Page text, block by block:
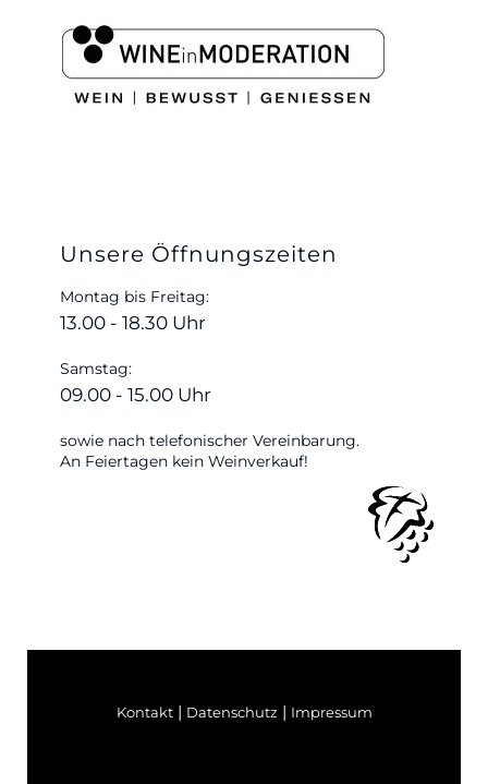
Unsere Öffnungszeiten
Montag bis Freitag:
13.00 - 18.30 Uhr
Samstag:
09.00 - 15.00 Uhr
sowie nach telefonischer Vereinbarung.
An Feiertagen kein Weinverkauf!
Kontakt| Datenschutz | Impressum